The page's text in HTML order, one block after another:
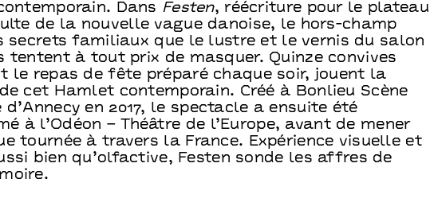
Dans Festen, réécriture pour le plateau
de la nouvelle vague danoise, le hors-champ
secrets familiaux que le lustre et le vernis du salon
tentent à tout prix de masquer. Quinze convives
le repas de fête préparé chaque soir, jouent la
cet Hamlet contemporain. Créé à Bonlieu Scène
en 2017, le spectacle a ensuite été
à l’Odéon – Théâtre de l’Europe, avant de mener
tournée à travers la France. Expérience visuelle et
bien qu’olfactive, Festen sonde les affres de